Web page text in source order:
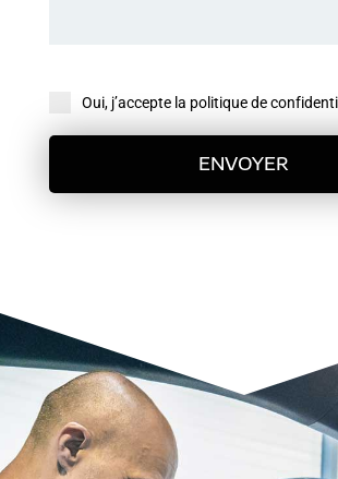
Oui, j’accepte la politique de
ENVOYER